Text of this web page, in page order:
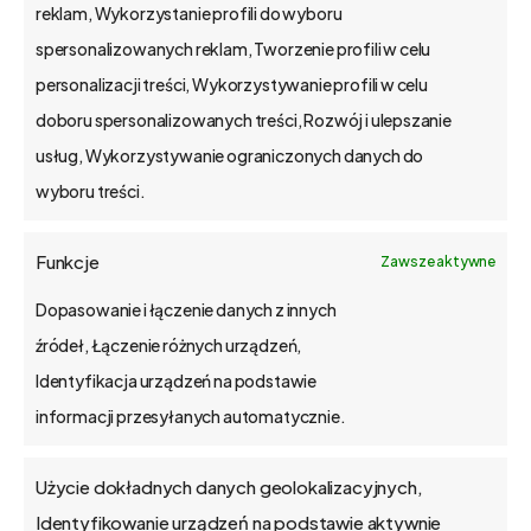
reklam, Wykorzystanie profili do wyboru
spersonalizowanych reklam, Tworzenie profili w celu
personalizacji treści, Wykorzystywanie profili w celu
doboru spersonalizowanych treści, Rozwój i ulepszanie
usług, Wykorzystywanie ograniczonych danych do
wyboru treści.
Funkcje Zawsze aktywne
Dopasowanie i łączenie danych z innych
źródeł, Łączenie różnych urządzeń,
Identyfikacja urządzeń na podstawie
informacji przesyłanych automatycznie.
Użycie dokładnych danych geolokalizacyjnych,
Identyfikowanie urządzeń na podstawie aktywnie
przydzielonych zleceń. W tym
przypadku ważna jest funkcja ich
sortowania, które możemy
dowolnie konfigurować. Filtry to
np.: termin, arbitralnie wybierane
reklamacji mogą widzieć na swoim
pulpicie managera zagregowane
dane o wszystkich zleceniach w
konkretnej fazie lub takie, które
przeterminowane, długo